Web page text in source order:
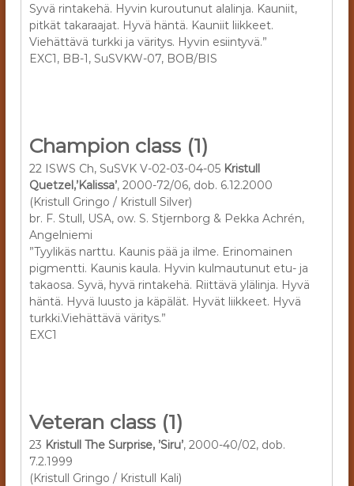
Syvä rintakehä. Hyvin kuroutunut alalinja. Kauniit,
pitkät takaraajat. Hyvä häntä. Kauniit liikkeet.
Viehättävä turkki ja väritys. Hyvin esiintyvä.”
EXC1, BB-1, SuSVKW-07, BOB/BIS
Champion class (1)
22 ISWS Ch, SuSVK V-02-03-04-05 Kristull
Quetzel,’Kalissa’, 2000-72/06, dob. 6.12.2000
(Kristull Gringo / Kristull Silver)
br. F. Stull, USA, ow. S. Stjernborg & Pekka Achrén,
Angelniemi
”Tyylikäs narttu. Kaunis pää ja ilme. Erinomainen
pigmentti. Kaunis kaula. Hyvin kulmautunut etu- ja
takaosa. Syvä, hyvä rintakehä. Riittävä ylälinja. Hyvä
häntä. Hyvä luusto ja käpälät. Hyvät liikkeet. Hyvä
turkki.Viehättävä väritys.”
EXC1
Veteran class (1)
23 Kristull The Surprise, ’Siru’, 2000-40/02, dob.
7.2.1999
(Kristull Gringo / Kristull Kali)